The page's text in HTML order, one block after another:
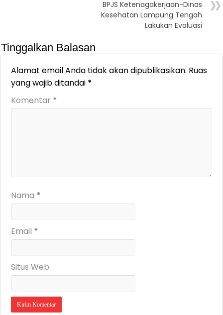
BPJS Ketenagakerjaan-Dinas
Kesehatan Lampung Tengah
Lakukan Evaluasi
Tinggalkan Balasan
Alamat email Anda tidak akan dipublikasikan. Ruas
yang wajib ditandai *
Komentar *
Nama *
Email *
Situs Web